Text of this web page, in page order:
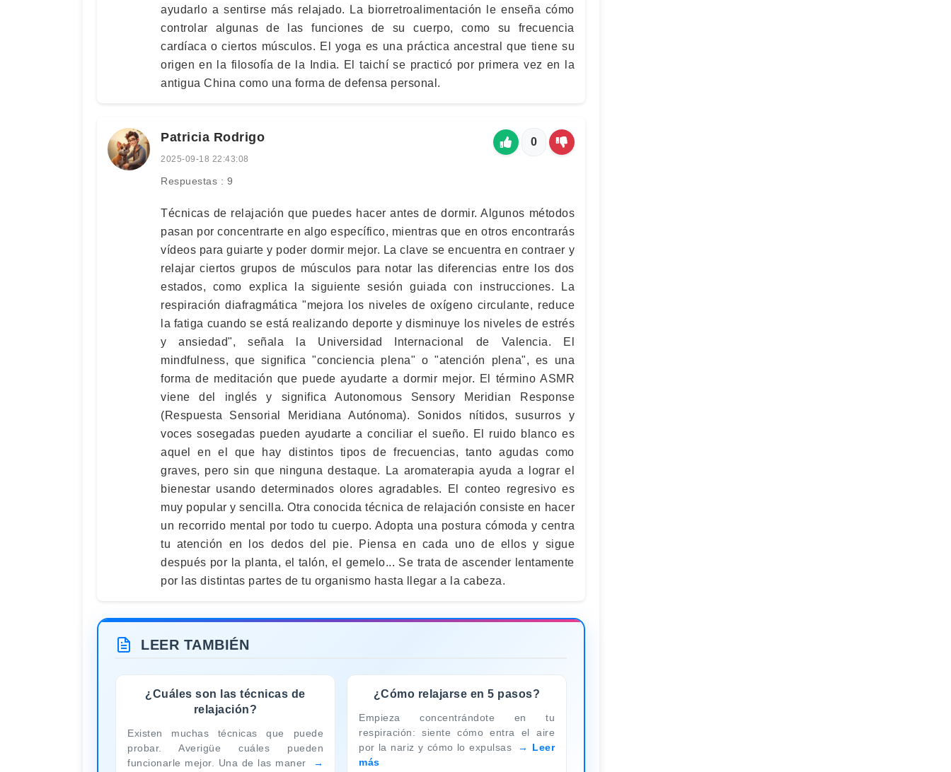
ayudarlo a sentirse más relajado. La biorretroalimentación le enseña cómo
controlar algunas de las funciones de su cuerpo, como su frecuencia
cardíaca o ciertos músculos. El yoga es una práctica ancestral que tiene su
origen en la filosofía de la India. El taichí se practicó por primera vez en la
antigua China como una forma de defensa personal.
Patricia Rodrigo
2025-09-18 22:43:08
Respuestas : 9
0
Técnicas de relajación que puedes hacer antes de dormir. Algunos métodos
pasan por concentrarte en algo específico, mientras que en otros encontrarás
vídeos para guiarte y poder dormir mejor. La clave se encuentra en contraer y
relajar ciertos grupos de músculos para notar las diferencias entre los dos
estados, como explica la siguiente sesión guiada con instrucciones. La
respiración diafragmática "mejora los niveles de oxígeno circulante, reduce
la fatiga cuando se está realizando deporte y disminuye los niveles de estrés
y ansiedad", señala la Universidad Internacional de Valencia. El
mindfulness, que significa "conciencia plena" o "atención plena", es una
forma de meditación que puede ayudarte a dormir mejor. El término ASMR
viene del inglés y significa Autonomous Sensory Meridian Response
(Respuesta Sensorial Meridiana Autónoma). Sonidos nítidos, susurros y
voces sosegadas pueden ayudarte a conciliar el sueño. El ruido blanco es
aquel en el que hay distintos tipos de frecuencias, tanto agudas como
graves, pero sin que ninguna destaque. La aromaterapia ayuda a lograr el
bienestar usando determinados olores agradables. El conteo regresivo es
muy popular y sencilla. Otra conocida técnica de relajación consiste en hacer
un recorrido mental por todo tu cuerpo. Adopta una postura cómoda y centra
tu atención en los dedos del pie. Piensa en cada uno de ellos y sigue
después por la planta, el talón, el gemelo... Se trata de ascender lentamente
por las distintas partes de tu organismo hasta llegar a la cabeza.
LEER TAMBIÉN
¿Cuáles son las técnicas de
relajación?
Existen muchas técnicas que puede
probar. Averigüe cuáles pueden
funcionarle mejor. Una de las maner
¿Cómo relajarse en 5 pasos?
Empieza concentrándote en tu
respiración: siente cómo entra el aire
por la nariz y cómo lo expulsas
Leer
más